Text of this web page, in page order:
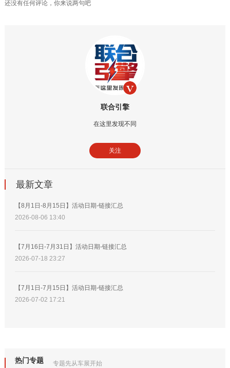
还没有任何评论，你来说两句吧
联合引擎
在这里发现不同
关注
最新文章
【8月1日-8月15日】活动日期-链接汇总
2026-08-06 13:40
【7月16日-7月31日】活动日期-链接汇总
2026-07-18 23:27
【7月1日-7月15日】活动日期-链接汇总
2026-07-02 17:21
热门专题 专题先从车展开始